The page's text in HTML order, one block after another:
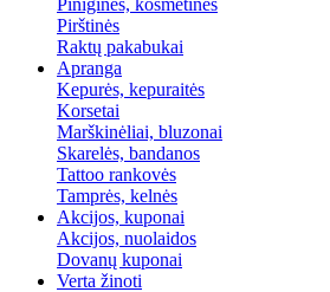
Piniginės, kosmetinės
Pirštinės
Raktų pakabukai
Apranga
Kepurės, kepuraitės
Korsetai
Marškinėliai, bluzonai
Skarelės, bandanos
Tattoo rankovės
Tamprės, kelnės
Akcijos, kuponai
Akcijos, nuolaidos
Dovanų kuponai
Verta žinoti